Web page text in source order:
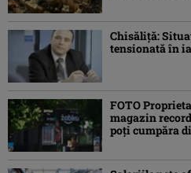
Chisăliţă:
tensionată în
FOTO
magazin
poți cumpăra